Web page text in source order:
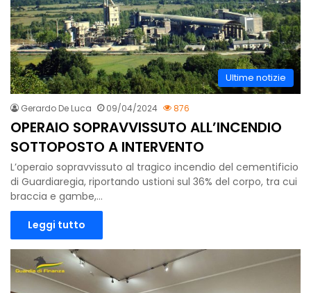
Ultime notizie
Gerardo De Luca 09/04/2024 876
OPERAIO SOPRAVVISSUTO ALL’INCENDIO
SOTTOPOSTO A INTERVENTO
L’operaio sopravvissuto al tragico incendio del cementificio
di Guardiaregia, riportando ustioni sul 36% del corpo, tra cui
braccia e gambe,…
Leggi tutto